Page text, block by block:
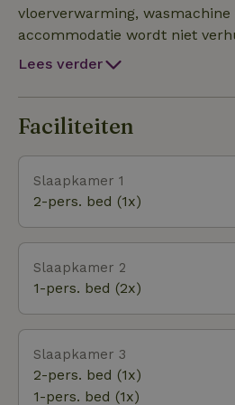
vloerverwarming, wasmachine
accommodatie wordt niet
jongerengroepen (onder de 25
theedoeken etc. voor in de
aanwezig. NB: kanovaren is
Lees verder
Faciliteiten
Slaapkamer 1
2-pers. bed (1x)
Slaapkamer 2
1-pers. bed (2x)
Slaapkamer 3
2-pers. bed (1x)
1-pers. bed (1x)